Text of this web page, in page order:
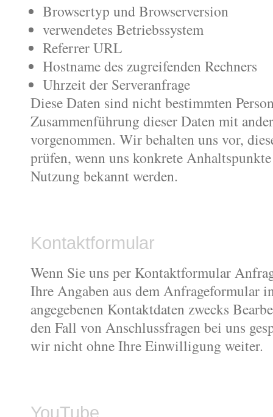
Browsertyp und Browserversion
verwendetes Betriebssystem
Referrer URL
Hostname des zugreifenden Rechners
Uhrzeit der Serveranfrage
Diese Daten sind nicht bestimmten
Zusammenführung dieser Daten mit
vorgenommen. Wir behalten uns vor,
prüfen, wenn uns konkrete
Nutzung bekannt werden.
Kontaktformular
Wenn Sie uns per Kontaktformular
Ihre Angaben aus dem Anfrageformular
angegebenen Kontaktdaten zwecks
den Fall von Anschlussfragen bei uns
wir nicht ohne Ihre Einwilligung weiter.
YouTube